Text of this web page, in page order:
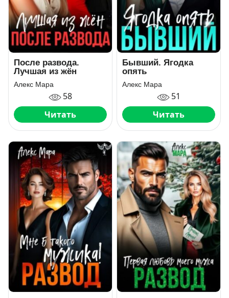
После развода.
Лучшая из жён
Алекс Мара
58
Читать
Бывший. Ягодка
опять
Алекс Мара
51
Читать